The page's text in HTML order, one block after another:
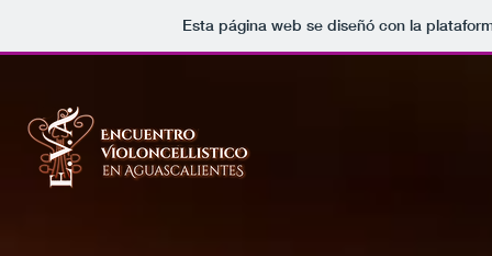
Esta página web se diseñó con la